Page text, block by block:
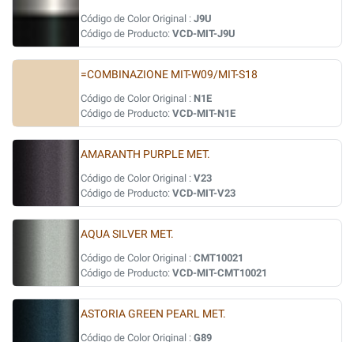
Código de Color Original : J9U
Código de Producto: VCD-MIT-J9U
=COMBINAZIONE MIT-W09/MIT-S18
Código de Color Original : N1E
Código de Producto: VCD-MIT-N1E
AMARANTH PURPLE MET.
Código de Color Original : V23
Código de Producto: VCD-MIT-V23
AQUA SILVER MET.
Código de Color Original : CMT10021
Código de Producto: VCD-MIT-CMT10021
ASTORIA GREEN PEARL MET.
Código de Color Original : G89